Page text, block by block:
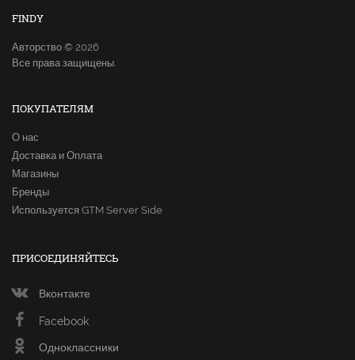
FINDY
Авторство © 2026
Все права защищены.
ПОКУПАТЕЛЯМ
О нас
Доставка и Оплата
Магазины
Бренды
Используется GTM Server Side
ПРИСОЕДИНЯЙТЕСЬ
Вконтакте
Facebook
Одноклассники